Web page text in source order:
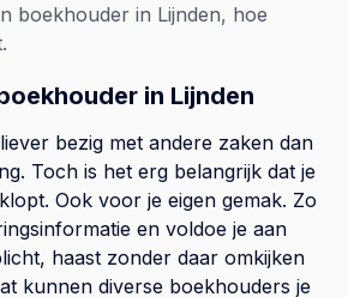
boekhouder in Lijnden, hoe
in Lijnden
bezig met andere zaken dan
Toch is het erg belangrijk dat je
Ook voor je eigen gemak. Zo
en voldoe je aan
haast zonder daar omkijken
kunnen diverse boekhouders je